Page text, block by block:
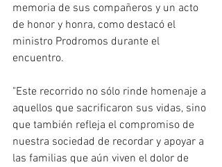
memoria de sus compañeros y un acto
de honor y honra, como destacó el
ministro Prodromos durante el
encuentro.
"Este recorrido no sólo rinde homenaje a
aquellos que sacrificaron sus vidas, sino
que también refleja el compromiso de
nuestra sociedad de recordar y apoyar a
las familias que aún viven el dolor de